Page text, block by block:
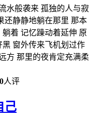
水般袭来 孤独的人与寂
还静静地躺在那里 那本
着 记忆躁动着延伸 原
窗外传来飞机划过作
方 那里的夜肯定充满柔
人评
己